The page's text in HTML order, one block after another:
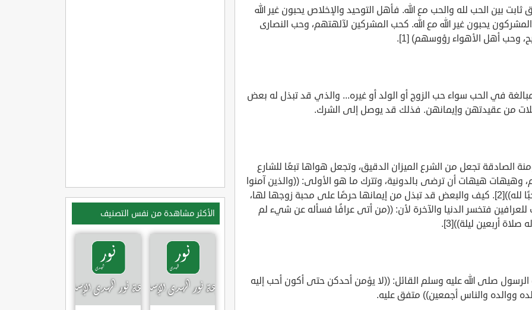
ثابت بين الحب لله والحب مع الله. فأهل التوحيد والإخلاص يحبون غير الله
يحبون غير الله مع الله. كحب المشركين لآلهتهم، وحب النصارى
وحب أهل الأهواء رؤوسهم) [1].
في الحب سواء حب الزوج أو الولد أو غيره... والذي قد تبذل له بعض
من عقيدتهن وإيمانهن. فذلك قد يوصل إلى الشرك.
الصادقة تجعل من الشرع الميزان الدقيق، وتجعل هواها تبعًا للشارع
وهيهات هيهات أن ترضى بالدونية، وتترك ما هو الأولى: ((والذين آمنوا
أشد حبًا لله))[2]. كيف والبعض قد تبذل من إيمانها حرصًا على محبة زوجها لها،
فتخسر الدنيا والآخرة لأن: ((من أتى عرافًا فسأله عن شيء لم
صلاة أربعين ليلة))[3].
صلى الله عليه وسلم القائل: ((لا يؤمن أحدكن حتى أكون أحب إليه
ووالده والناس أجمعين)) متفق عليه.
الأكثر مشاهدة من نفس التصنيف